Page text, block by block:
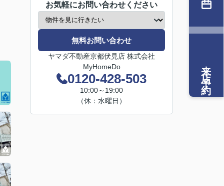
お気軽にお問い合わせください
無料お問い合わせ
ヤマダ不動産京都伏見店 株式会社
MyHomeDo
0120-428-503
10:00～19:00
（休：水曜日）
来店予約